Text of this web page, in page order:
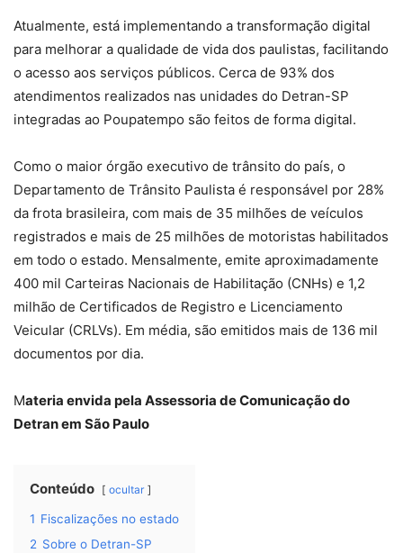
Atualmente, está implementando a transformação digital
para melhorar a qualidade de vida dos paulistas, facilitando
o acesso aos serviços públicos. Cerca de 93% dos
atendimentos realizados nas unidades do Detran-SP
integradas ao Poupatempo são feitos de forma digital.
Como o maior órgão executivo de trânsito do país, o
Departamento de Trânsito Paulista é responsável por 28%
da frota brasileira, com mais de 35 milhões de veículos
registrados e mais de 25 milhões de motoristas habilitados
em todo o estado. Mensalmente, emite aproximadamente
400 mil Carteiras Nacionais de Habilitação (CNHs) e 1,2
milhão de Certificados de Registro e Licenciamento
Veicular (CRLVs). Em média, são emitidos mais de 136 mil
documentos por dia.
Materia envida pela Assessoria de Comunicação do
Detran em São Paulo
Conteúdo ocultar
1 Fiscalizações no estado
2 Sobre o Detran-SP